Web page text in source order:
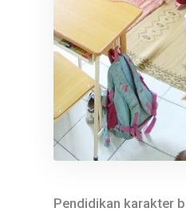
Pendidikan karakter